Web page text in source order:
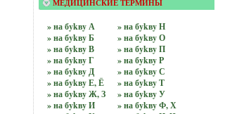
МЕДИЦИНСКИЕ ТЕРМИНЫ
» на бykвy А
» на бykвy Б
» на бykвy В
» на бykвy Г
» на бykвy Д
» на бykвy Е, Ё
» на бykвy Ж, З
» на бykвy И
» на бykвy Н
» на бykвy О
» на бykвy П
» на бykвy Р
» на бykвy С
» на бykвy Т
» на бykвy У
» на бykвy Ф, Х